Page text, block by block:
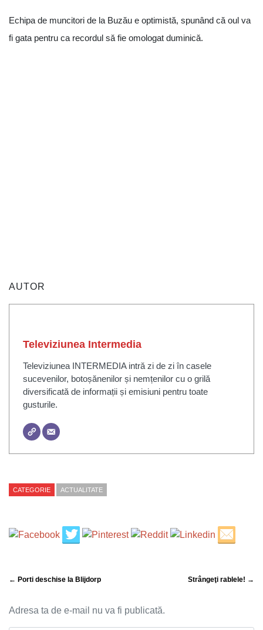
Echipa de muncitori de la Buzău e optimistă, spunând că oul va
fi gata pentru ca recordul să fie omologat duminică.
AUTOR
Televiziunea Intermedia
Televiziunea INTERMEDIA intră zi de zi în casele
sucevenilor, botoșănenilor și nemțenilor cu o grilă
diversificată de informații și emisiuni pentru toate
gusturile.
CATEGORIE ACTUALITATE
← Porti deschise la Blijdorp Strângeţi rablele! →
Adresa ta de e-mail nu va fi publicată.